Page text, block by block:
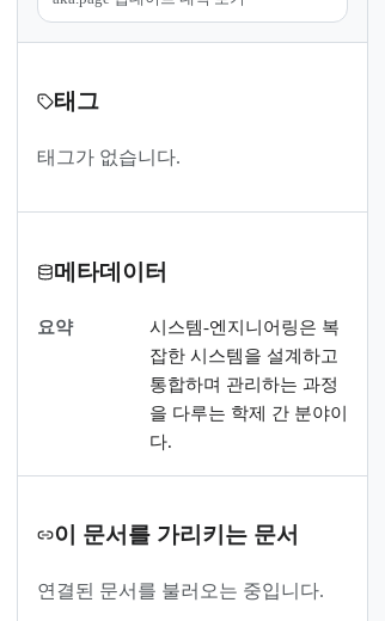
태그
태그가 없습니다.
메타데이터
요약
시스템-엔지니어링은 복
잡한 시스템을 설계하고
통합하며 관리하는 과정
을 다루는 학제 간 분야이
다.
이 문서를 가리키는 문서
연결된 문서를 불러오는 중입니다.